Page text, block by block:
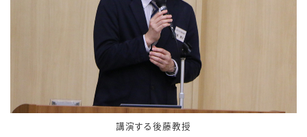
講演する後藤教授